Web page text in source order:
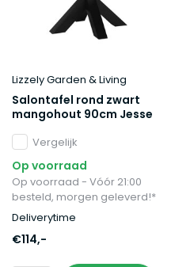
Lizzely Garden & Living
Salontafel rond zwart
mangohout 90cm Jesse
Vergelijk
Op voorraad
Op voorraad - Vóór 21:00
besteld, morgen geleverd!*
Deliverytime
€114,-